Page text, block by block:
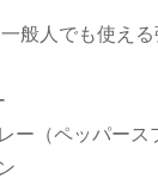
般人でも使え
ー（ペッパース